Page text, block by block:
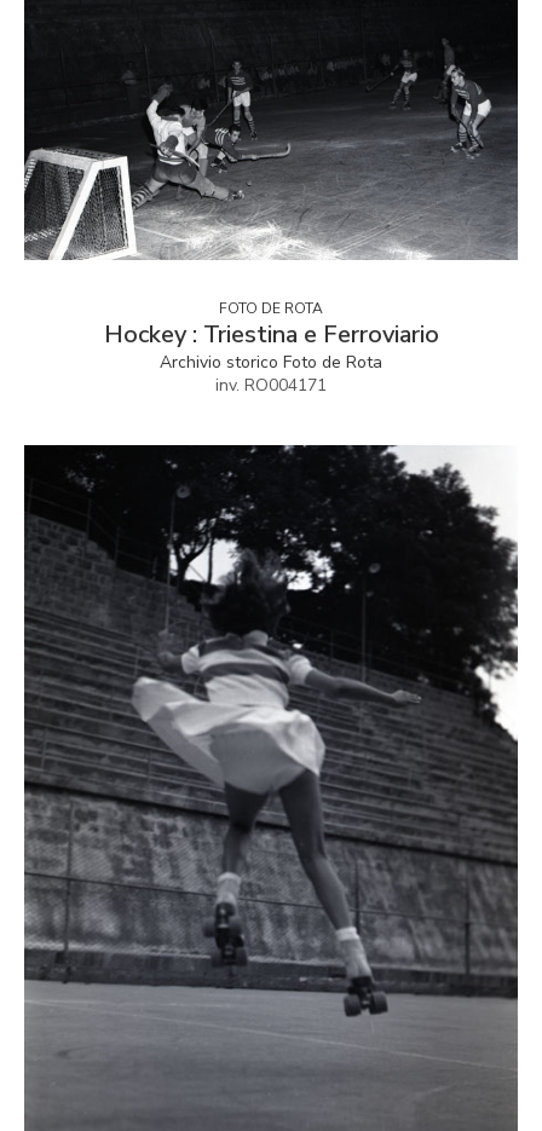
FOTO DE ROTA
Hockey : Triestina e Ferroviario
Archivio storico Foto de Rota
inv. RO004171